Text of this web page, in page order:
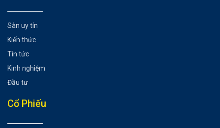
Sàn uy tín
Kiến thức
Tin tức
Kinh nghiệm
Đầu tư
Cổ Phiếu